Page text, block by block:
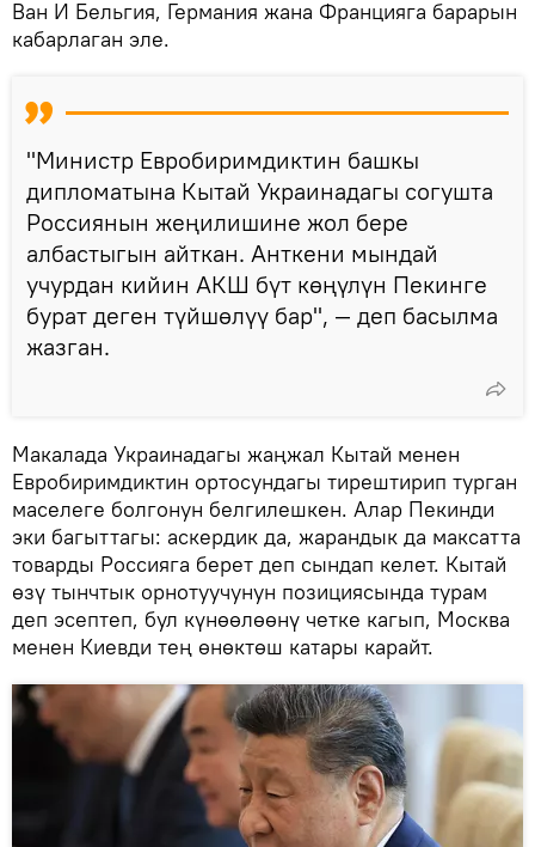
Ван И Бельгия, Германия жана Францияга барарын
кабарлаган эле.
"Министр Евробиримдиктин башкы
дипломатына Кытай Украинадагы согушта
Россиянын жеңилишине жол бере
албастыгын айткан. Анткени мындай
учурдан кийин АКШ бүт көңүлүн Пекинге
бурат деген түйшөлүү бар", — деп басылма
жазган.
Макалада Украинадагы жаңжал Кытай менен
Евробиримдиктин ортосундагы тирештирип турган
маселеге болгонун белгилешкен. Алар Пекинди
эки багыттагы: аскердик да, жарандык да максатта
товарды Россияга берет деп сындап келет. Кытай
өзү тынчтык орнотуучунун позициясында турам
деп эсептеп, бул күнөөлөөнү четке кагып, Москва
менен Киевди тең өнөктөш катары карайт.